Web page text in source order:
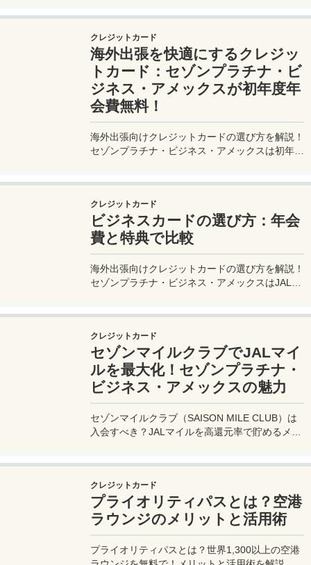
ャートリップで今すぐチェック！
クレジットカード
海外出張を快適にするクレジッ
トカード：セゾンプラチナ・ビ
ジネス・アメックスが初年度年
会費無料！
海外出張向けクレジットカードの選び方を解説！
セゾンプラチナ・ビジネス・アメックスは初年度
クレジットカード
ビジネスカードの選び方：年会
費と特典で比較
海外出張向けクレジットカードの選び方を解説！
セゾンプラチナ・ビジネス・アメックスはJALマ
クレジットカード
セゾンマイルクラブでJALマイ
ルを最大化！セゾンプラチナ・
ビジネス・アメックスの魅力
セゾンマイルクラブ（SAISON MILE CLUB）は
入会すべき？JALマイルを高還元率で貯めるメリ
クレジットカード
プライオリティパスとは？空港
ラウンジのメリットと活用術
プライオリティパスとは？世界1,300以上の空港